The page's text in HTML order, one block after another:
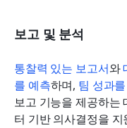
보고 및 분석
통찰력 있는 보고서와
를 예측하며, 팀 성과
보고 기능을 제공하는
터 기반 의사결정을 지